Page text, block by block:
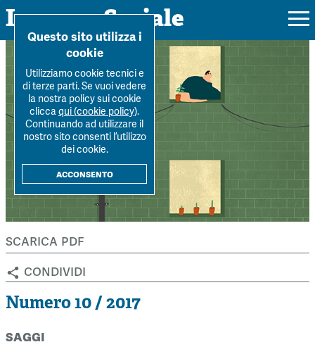
Impresa Sociale
Rivista
Ultimo numero
La Rivista
Submission
Colophon
Autori
Archivio
Argomenti
Forum
Tutti gli articoli
Argomenti
Dossier
Tutti i dossier
Workshop Impresa Sociale 2021
Impresa sociale, reciprocità e sostenibilità
Chi siamo
Contatti
Home Numero-10-2017
La competitività è
maggiore per le im...
scarica pdf
condividi
Numero 10 / 2017
saggi
Questo sito utilizza i
cookie
Utilizziamo cookie tecnici e
di terze parti. Se vuoi vedere
la nostra policy sui cookie
cliccaqui (cookie policy).
Continuando ad utilizzare il
nostro sito consenti l’utilizzo
dei cookie.
acconsento